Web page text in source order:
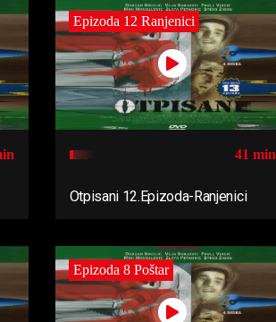
Epizoda 12 Ranjenici
41 min
Otpisani 12.Epizoda-Ranjenici
Epizoda 8 Poštar